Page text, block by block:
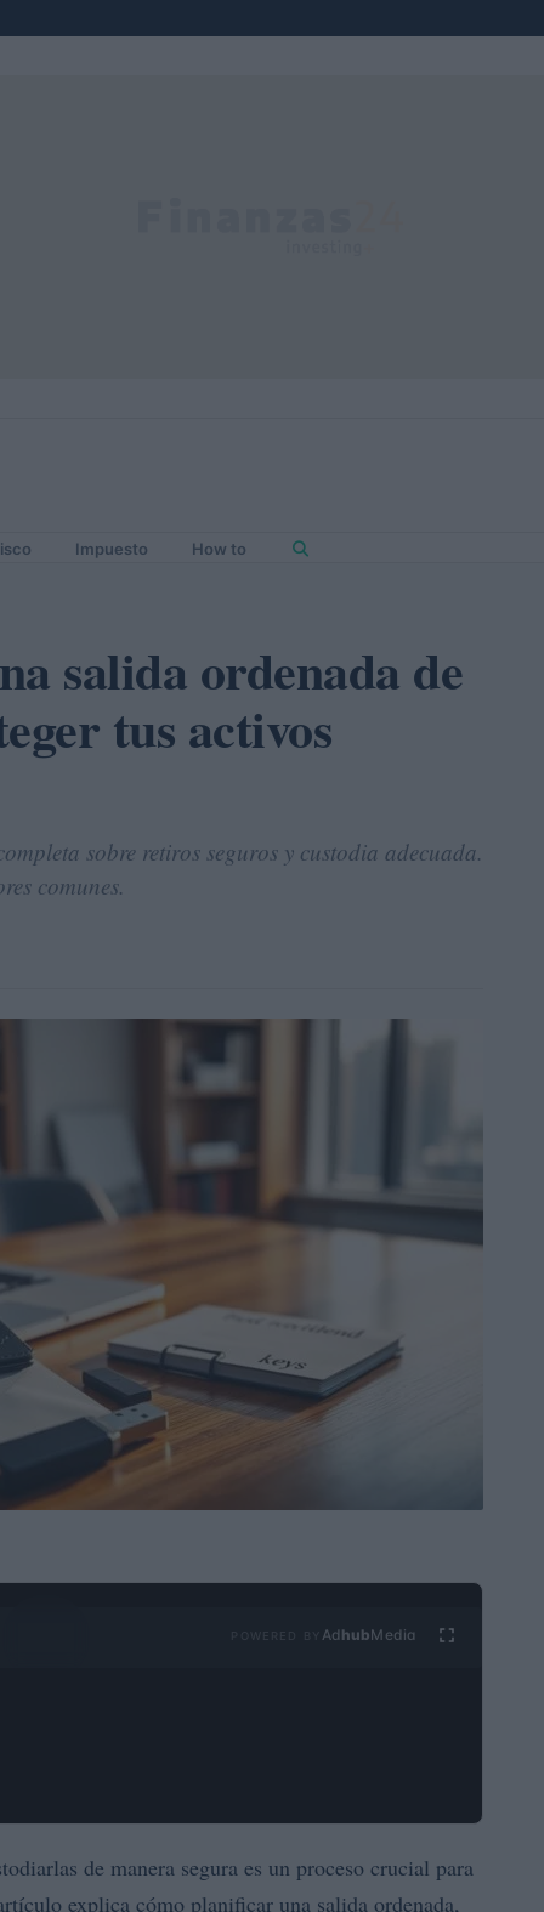
Impuesto How to
salida ordenada de
tus activos
sobre retiros seguros y custodia adecuada.
comunes.
Ad hubMedia
de manera segura es un proceso crucial para
explica cómo planificar una salida ordenada,